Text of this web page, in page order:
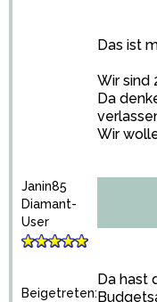
Das ist
Wir sind
Da
Wir
Janin85
Diamant-
User
Beigetreten:
Da hast